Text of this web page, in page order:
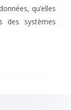
qu’elles
des systèmes